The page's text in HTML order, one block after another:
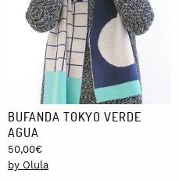
BUFANDA TOKYO VERDE
AGUA
50,00€
by Olula